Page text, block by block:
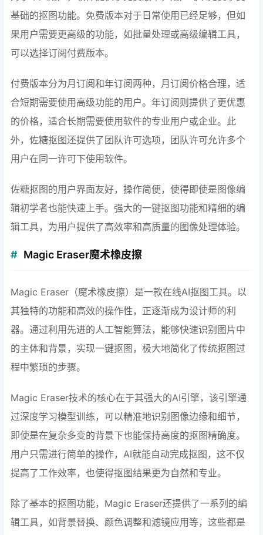
基础的抠图功能。免费版本对于日常使用已经足够，但如
果用户需要更高级的功能，如批量处理或高级编辑工具，
可以选择订阅付费版本。
付费版本分为月订阅和年订阅两种，月订阅价格合理，适
合短期需要使用高级功能的用户。年订阅则提供了更优惠
的价格，适合长期需要使用软件的专业用户或企业。此
外，佐糖抠图还提供了团队许可选项，团队许可允许多个
用户在同一许可下使用软件。
佐糖抠图的用户界面友好，操作简便，使得即使是图像编
辑初学者也能快速上手。强大的一键抠图功能和精细的编
辑工具，为用户提供了高效率和高质量的图像处理体验。
Magic Eraser魔术橡皮擦
Magic Eraser（魔术橡皮擦）是一款在线AI抠图工具。以
其独特的功能和高效的操作性，正逐渐成为设计师的利
器。通过利用先进的人工智能算法，能够快速识别图片中
的主体和背景，实现一键抠图，极大地简化了传统抠图过
程中繁琐的步骤。
Magic Eraser技术的核心在于其强大的AI引擎，该引擎通
过深度学习模型训练，可以精准地识别图像边缘和细节，
即使是在复杂多变的背景下也能保持高度的抠图精确度。
用户只需进行简单的操作，AI就能自动完成抠图，这不仅
提高了工作效率，也使得抠图结果更为自然和专业。
除了基本的抠图功能，Magic Eraser还提供了一系列的编
辑工具，如背景替换、颜色调整和滤镜应用等，这些都是